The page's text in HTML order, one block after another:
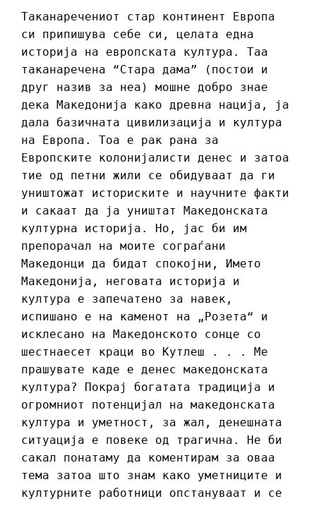
Таканаречениот стар континент Европа
си припишува себе си, целата една
историја на европската култура. Таа
таканаречена “Стара дама” (постои и
друг назив за неа) мошне добро знае
дека Македонија како древна нација, ја
дала базичната цивилизација и култура
на Европа. Тоа е рак рана за
Европските колонијалисти денес и затоа
тие од петни жили се обидуваат да ги
уништожат историските и научните факти
и сакаат да ја уништат Македонската
културна историја. Но, јас би им
препорачал на моите сограѓани
Македонци да бидат спокојни, Името
Македонија, неговата историја и
култура е запечатено за навек,
испишано е на каменот на „Розета“ и
исклесано на Македонското сонце со
шестнаесет краци во Кутлеш . . . Ме
прашувате каде е денес македонската
култура? Покрај богатата традиција и
огромниот потенцијал на македонската
култура и уметност, за жал, денешната
ситуација е повеке од трагична. Не би
сакал понатаму да коментирам за оваа
тема затоа што знам како уметниците и
културните работници опстануваат и се